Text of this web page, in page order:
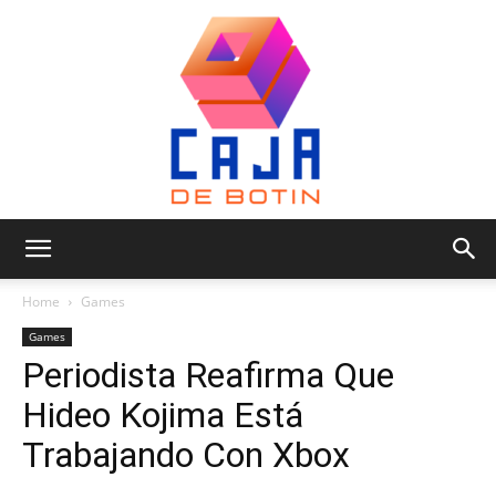
de
Botin
Home Games
Games
Periodista Reafirma Que
Hideo Kojima Está
Trabajando Con Xbox